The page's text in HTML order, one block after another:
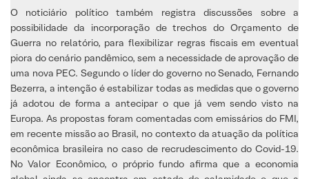
O noticiário político também registra discussões sobre a
possibilidade da incorporação de trechos do Orçamento de
Guerra no relatório, para flexibilizar regras fiscais em eventual
piora do cenário pandêmico, sem a necessidade de aprovação de
uma nova PEC. Segundo o líder do governo no Senado, Fernando
Bezerra, a intenção é estabilizar todas as medidas que o governo
já adotou de forma a antecipar o que já vem sendo visto na
Europa. As propostas foram comentadas com emissários do FMI,
em recente missão ao Brasil, no contexto da atuação da política
econômica brasileira no caso de recrudescimento do Covid-19.
No Valor Econômico, o próprio fundo afirma que a economia